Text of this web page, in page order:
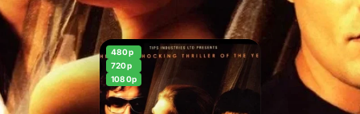
480p
720p
1080p